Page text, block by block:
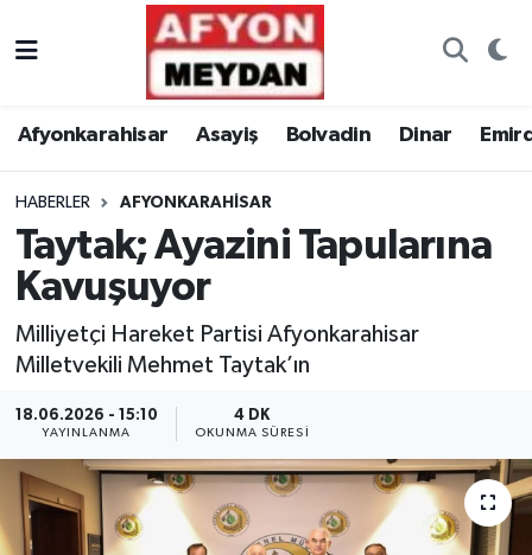
Afyonkarahisar Asayiş Bolvadin Dinar
HABERLER AFYONKARAHISAR
Taytak; Ayazini Tapularına
Kavuşuyor
Milliyetçi Hareket Partisi Afyonkarahisar
Milletvekili Mehmet Taytak’ın
18.06.2026 - 15:10
YAYINLANMA
4 DK
OKUNMA SÜRESI
Nöbetçi Eczaneler
Trafik Durumu
Süper Lig Puan Durumu ve Fikstür
Tüm Manşetler